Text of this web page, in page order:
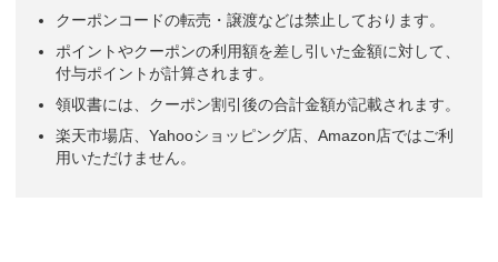
クーポンコードの転売・譲渡などは禁止しております。
ポイントやクーポンの利用額を差し引いた金額に対して、
付与ポイントが計算されます。
領収書には、クーポン割引後の合計金額が記載されます。
楽天市場店、Yahooショッピング店、Amazon店ではご利
用いただけません。